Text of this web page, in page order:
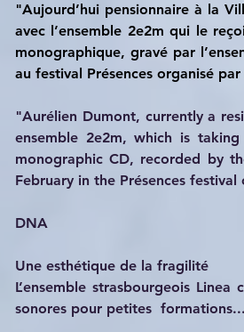
"Aujourd’hui pensionnaire à la
avec l’ensemble 2e2m qui le
monographique, gravé par
au festival Présences organisé
"Aurélien Dumont, currently a
ensemble 2e2m, which is
monographic CD, recorded by
February in the Présences
DNA
Une esthétique de la fragilité
L’ensemble strasbourgeois
sonores pour petites  formations...